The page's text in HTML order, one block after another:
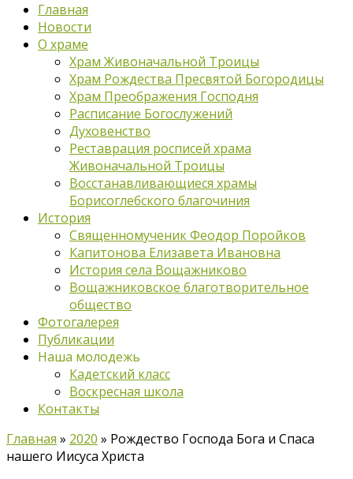
Главная
Новости
О храме
Храм Живоначальной Троицы
Храм Рождества Пресвятой Богородицы
Храм Преображения Господня
Расписание Богослужений
Духовенство
Реставрация росписей храма
Живоначальной Троицы
Восстанавливающиеся храмы
Борисоглебского благочиния
История
Священномученик Феодор Поройков
Капитонова Елизавета Ивановна
История села Вощажниково
Вощажниковское благотворительное
общество
Фотогалерея
Публикации
Наша молодежь
Кадетский класс
Воскресная школа
Контакты
Главная » 2020 » Рождество Господа Бога и Спаса
нашего Иисуса Христа